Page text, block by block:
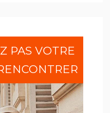
PAS VOTRE